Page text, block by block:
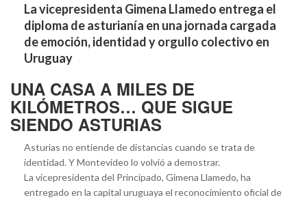
La vicepresidenta Gimena Llamedo entrega el
diploma de asturianía en una jornada cargada
de emoción, identidad y orgullo colectivo en
Uruguay
UNA CASA A MILES DE
KILÓMETROS… QUE SIGUE
SIENDO ASTURIAS
Asturias no entiende de distancias cuando se trata de
identidad. Y Montevideo lo volvió a demostrar.
La vicepresidenta del Principado, Gimena Llamedo, ha
entregado en la capital uruguaya el reconocimiento oficial de